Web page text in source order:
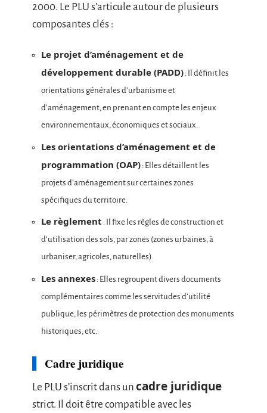
2000. Le PLU s’articule autour de plusieurs
composantes clés :
Le projet d’aménagement et de
développement durable (PADD) : Il définit les
orientations générales d’urbanisme et
d’aménagement, en prenant en compte les enjeux
environnementaux, économiques et sociaux.
Les orientations d’aménagement et de
programmation (OAP) : Elles détaillent les
projets d’aménagement sur certaines zones
spécifiques du territoire.
Le règlement : Il fixe les règles de construction et
d’utilisation des sols, par zones (zones urbaines, à
urbaniser, agricoles, naturelles).
Les annexes : Elles regroupent divers documents
complémentaires comme les servitudes d’utilité
publique, les périmètres de protection des monuments
historiques, etc.
Cadre juridique
Le PLU s’inscrit dans un cadre juridique
strict. Il doit être compatible avec les